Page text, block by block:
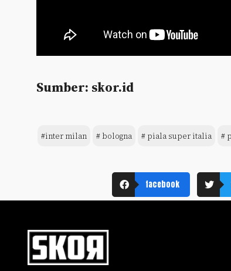
Sumber: skor.id
#inter milan # bologna # piala super italia #
facebook